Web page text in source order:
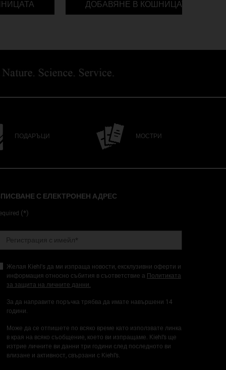
HYDRATION REFILLERY ПОДАРЪЧЕН КОМПЛЕКТ
ДОБАВЯНЕ В КОШНИЦАТА
ПОДАРЪЦИ МОСТРИ
С ЕЛЕКТРОНЕН АДРЕС
(*)
Регистрация с имейл*
Желая Kiehl's да ми изпраща новости, ексклузивни оферти и
информация относно събития в съответствие а Политиката
за защита на личните данни.
За да направите поръчка трябва да имате навършени 14
години.
Може да се отпишете по всяко време като използвате линка
в края на всяко съобщение, което ви изпращаме. Kiehl’s ще
изтрие личните ви данни три години след последното ви
влизане и активност, свързани с Kiehl’s.